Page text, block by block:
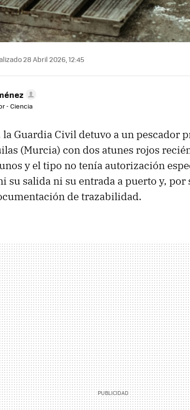
28 Abril 2026, 12:45
- Ciencia
Guardia Civil detuvo a un pescador
(Murcia) con dos atunes rojos
y el tipo no tenía autorización
su salida ni su entrada a puerto y, por
de trazabilidad.